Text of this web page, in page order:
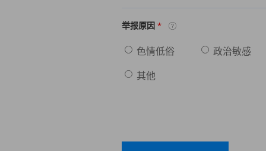
举报原因 *
色情低俗 政治敏感
其他